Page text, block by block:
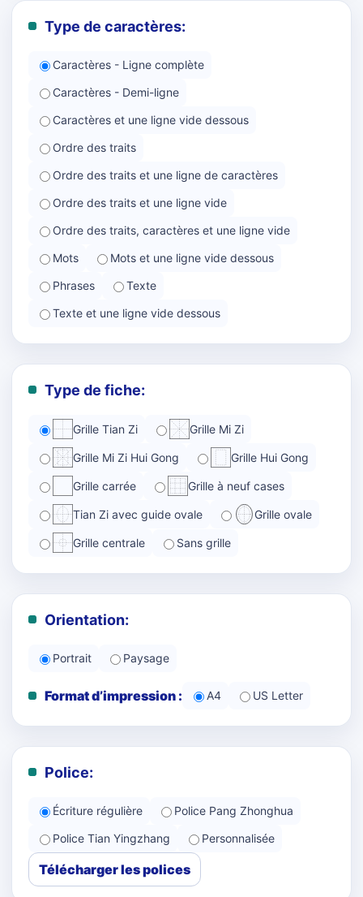
Type de caractères:
Caractères - Ligne complète
Caractères - Demi-ligne
Caractères et une ligne vide dessous
Ordre des traits
Ordre des traits et une ligne de caractères
Ordre des traits et une ligne vide
Ordre des traits, caractères et une ligne vide
Mots
Mots et une ligne vide dessous
Phrases
Texte
Texte et une ligne vide dessous
Type de fiche:
Grille Tian Zi Grille Mi Zi
Grille Mi Zi Hui Gong Grille Hui Gong
Grille carrée Grille à neuf cases
Tian Zi avec guide ovale Grille ovale
Grille centrale Sans grille
Orientation:
Portrait Paysage
Format d’impression : A4 US Letter
Police:
Écriture régulière
Police Pang Zhonghua
Police Tian Yingzhang
Personnalisée
Télécharger les polices